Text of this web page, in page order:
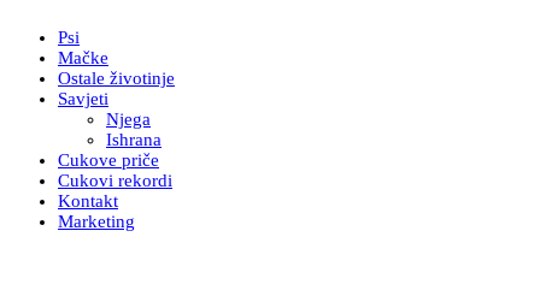
Psi
Mačke
Ostale životinje
Savjeti
Njega
Ishrana
Cukove priče
Cukovi rekordi
Kontakt
Marketing